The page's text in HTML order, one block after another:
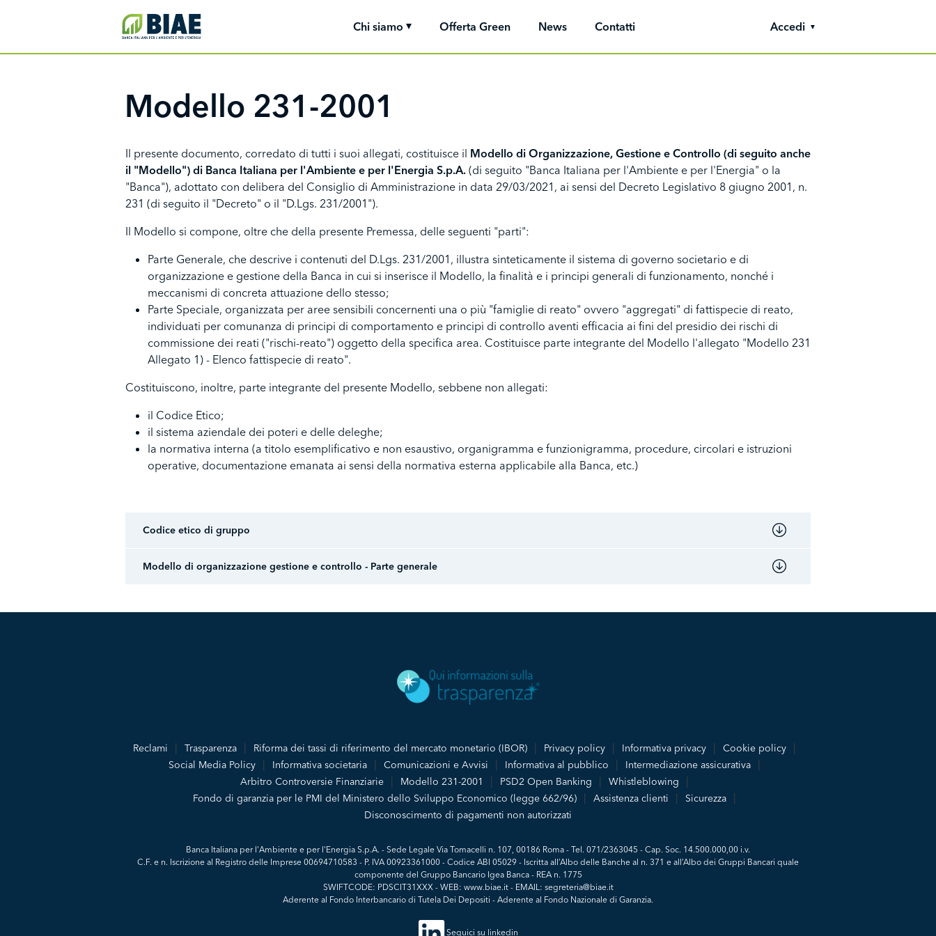
Chi siamo Offerta Green News Contatti Accedi
Modello 231-2001
Il presente documento, corredato di tutti i suoi allegati, costituisce il Modello di Organizzazione, Gestione e Controllo (di seguito anche
il "Modello") di Banca Italiana per l'Ambiente e per l'Energia S.p.A. (di seguito "Banca Italiana per l'Ambiente e per l'Energia" o la
"Banca"), adottato con delibera del Consiglio di Amministrazione in data 29/03/2021, ai sensi del Decreto Legislativo 8 giugno 2001, n.
231 (di seguito il "Decreto" o il "D.Lgs. 231/2001").
Il Modello si compone, oltre che della presente Premessa, delle seguenti "parti":
Parte Generale, che descrive i contenuti del D.Lgs. 231/2001, illustra sinteticamente il sistema di governo societario e di
organizzazione e gestione della Banca in cui si inserisce il Modello, la finalità e i principi generali di funzionamento, nonché i
meccanismi di concreta attuazione dello stesso;
Parte Speciale, organizzata per aree sensibili concernenti una o più "famiglie di reato" ovvero "aggregati" di fattispecie di reato,
individuati per comunanza di principi di comportamento e principi di controllo aventi efficacia ai fini del presidio dei rischi di
commissione dei reati ("rischi-reato") oggetto della specifica area. Costituisce parte integrante del Modello l'allegato "Modello 231
Allegato 1) - Elenco fattispecie di reato".
Costituiscono, inoltre, parte integrante del presente Modello, sebbene non allegati:
il Codice Etico;
il sistema aziendale dei poteri e delle deleghe;
la normativa interna (a titolo esemplificativo e non esaustivo, organigramma e funzionigramma, procedure, circolari e istruzioni
operative, documentazione emanata ai sensi della normativa esterna applicabile alla Banca, etc.)
Codice etico di gruppo
Modello di organizzazione gestione e controllo - Parte generale
Reclami Trasparenza Riforma dei tassi di riferimento del mercato monetario (IBOR) Privacy policy Informativa privacy
Cookie policy
Social Media Policy
Informativa societaria Comunicazioni e Avvisi Informativa al pubblico
Intermediazione assicurativa
Arbitro Controversie Finanziarie
Modello 231-2001 PSD2 Open Banking
Whistleblowing
Fondo di garanzia per le PMI del Ministero dello Sviluppo Economico (legge 662/96)
Assistenza clienti
Sicurezza
Disconoscimento di pagamenti non autorizzati
Banca Italiana per l'Ambiente e per l'Energia S.p.A. - Sede Legale Via Tomacelli n. 107, 00186 Roma - Tel. 071/2363045 - Cap. Soc. 14.500.000,00 i.v.
C.F. e n. Iscrizione al Registro delle Imprese 00694710583 - P. IVA 00923361000 - Codice ABI 05029 - Iscritta all’Albo delle Banche al n. 371 e all’Albo dei Gruppi Bancari quale
componente del Gruppo Bancario Igea Banca - REA n. 1775
SWIFTCODE: PDSCIT31XXX - WEB: www.biae.it - EMAIL: segreteria@biae.it
Aderente al Fondo Interbancario di Tutela Dei Depositi - Aderente al Fondo Nazionale di Garanzia.
Seguici su linkedin